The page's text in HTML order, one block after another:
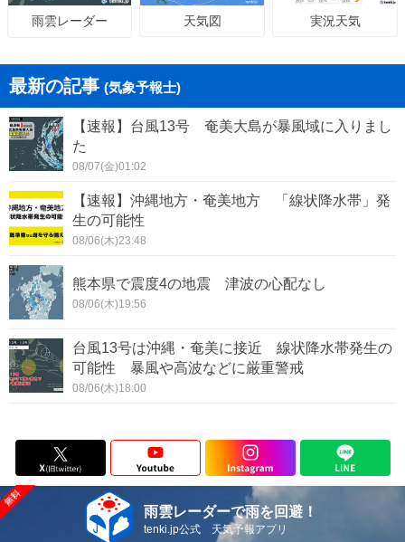
雨雲レーダー 天気図 実況天気
最新の記事 (気象予報士)
【速報】台風13号 奄美大島が暴風域に入りまし
た
08/07(金)01:02
【速報】沖縄地方・奄美地方 「線状降水帯」発
生の可能性
08/06(木)23:48
熊本県で震度4の地震 津波の心配なし
08/06(木)19:56
台風13号は沖縄・奄美に接近 線状降水帯発生の
可能性 暴風や高波などに厳重警戒
08/06(木)18:00
雨雲レーダーで雨を回避！
tenki.jp公式 天気予報アプリ